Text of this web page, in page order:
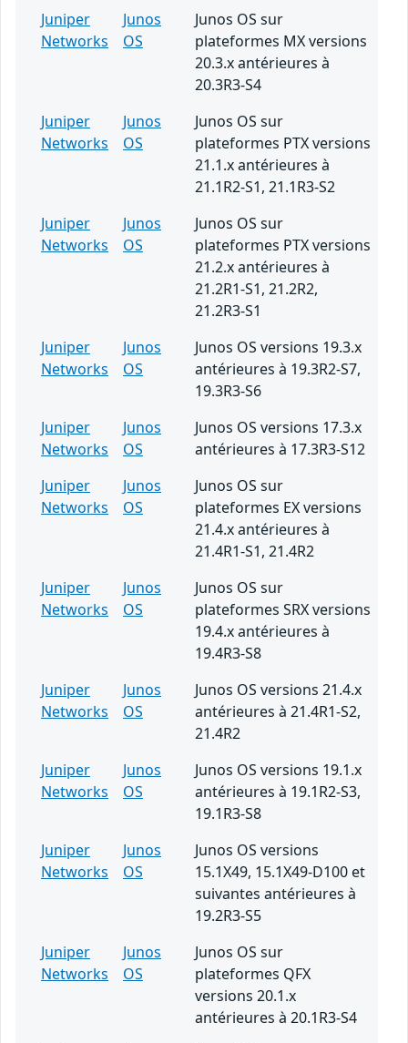
Juniper
Networks
Junos
OS
Junos OS sur
plateformes MX versions
20.3.x antérieures à
20.3R3-S4
Juniper
Networks
Junos
OS
Junos OS sur
plateformes PTX versions
21.1.x antérieures à
21.1R2-S1, 21.1R3-S2
Juniper
Networks
Junos
OS
Junos OS sur
plateformes PTX versions
21.2.x antérieures à
21.2R1-S1, 21.2R2,
21.2R3-S1
Juniper
Networks
Junos
OS
Junos OS versions 19.3.x
antérieures à 19.3R2-S7,
19.3R3-S6
Juniper
Networks
Junos
OS
Junos OS versions 17.3.x
antérieures à 17.3R3-S12
Juniper
Networks
Junos
OS
Junos OS sur
plateformes EX versions
21.4.x antérieures à
21.4R1-S1, 21.4R2
Juniper
Networks
Junos
OS
Junos OS sur
plateformes SRX versions
19.4.x antérieures à
19.4R3-S8
Juniper
Networks
Junos
OS
Junos OS versions 21.4.x
antérieures à 21.4R1-S2,
21.4R2
Juniper
Networks
Junos
OS
Junos OS versions 19.1.x
antérieures à 19.1R2-S3,
19.1R3-S8
Juniper
Networks
Junos
OS
Junos OS versions
15.1X49, 15.1X49-D100 et
suivantes antérieures à
19.2R3-S5
Juniper
Networks
Junos
OS
Junos OS sur
plateformes QFX
versions 20.1.x
antérieures à 20.1R3-S4